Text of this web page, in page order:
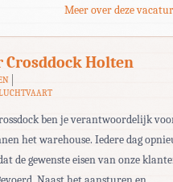
Meer over deze
Crosddock Holten
ben je verantwoordelijk
het warehouse. Iedere dag
de gewenste eisen van onze